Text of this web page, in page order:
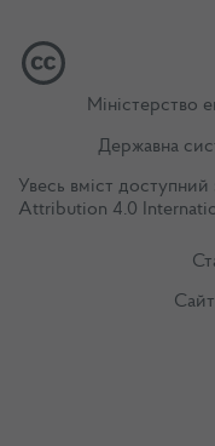
Міністерство
Державна
Увесь вміст доступний
Attribution 4.0